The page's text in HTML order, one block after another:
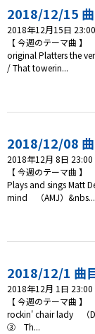
2018/12/15
2018年12月15日 23:00
【 今週のテーマ
original Platters the
/ That towerin...
2018/12/08
2018年12月 8日 23:00
【 今週のテーマ
Plays and sings Matt
mind （AMJ）&nbs...
2018/12/1 曲
2018年12月 1日 23:00
【 今週のテーマ
rockin' chair lady （
③ Th...